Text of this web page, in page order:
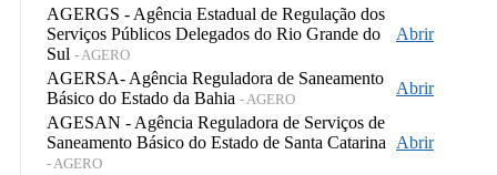
AGERGS - Agência Estadual de Regulação dos
Serviços Públicos Delegados do Rio Grande do
Sul - AGERO
Abrir
AGERSA- Agência Reguladora de Saneamento
Básico do Estado da Bahia - AGERO
Abrir
AGESAN - Agência Reguladora de Serviços de
Saneamento Básico do Estado de Santa Catarina
- AGERO
Abrir